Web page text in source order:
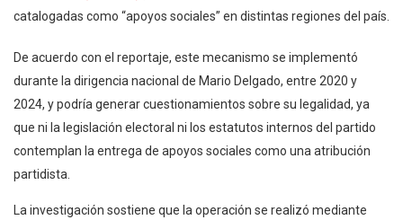
catalogadas como “apoyos sociales” en distintas regiones del país.
De acuerdo con el reportaje, este mecanismo se implementó
durante la dirigencia nacional de Mario Delgado, entre 2020 y
2024, y podría generar cuestionamientos sobre su legalidad, ya
que ni la legislación electoral ni los estatutos internos del partido
contemplan la entrega de apoyos sociales como una atribución
partidista.
La investigación sostiene que la operación se realizó mediante